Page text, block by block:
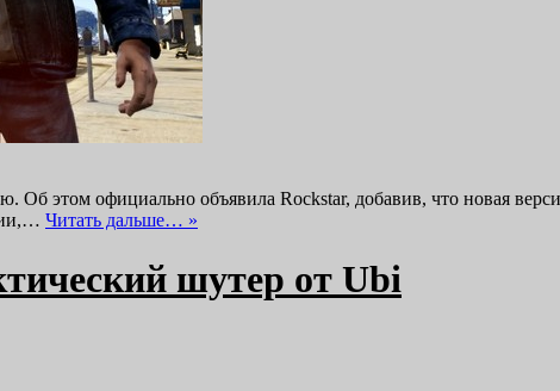
этом официально объявила Rockstar, добавив, что новая
Читать дальше… »
шутер от Ubi